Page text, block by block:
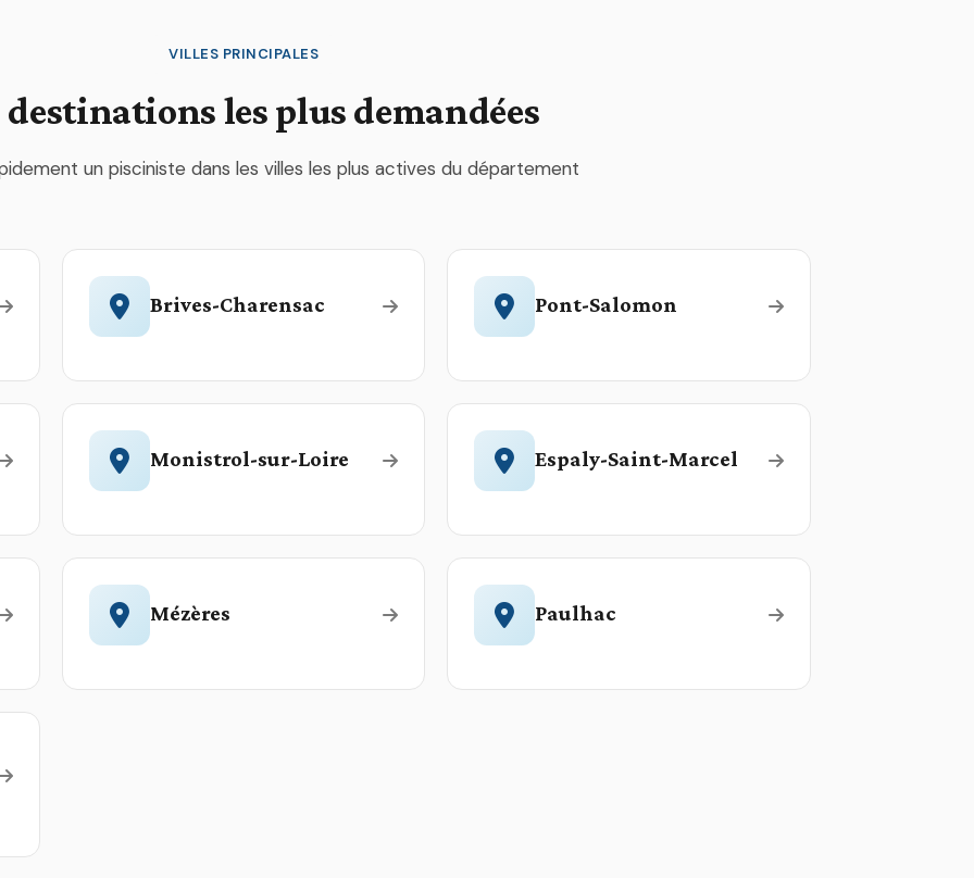
VILLES PRINCIPALES
destinations les plus demandées
un pisciniste dans les villes les plus actives du département
Brives-Charensac Pont-Salomon
Monistrol-sur-Loire Espaly-Saint-Marcel
Mézères Paulhac